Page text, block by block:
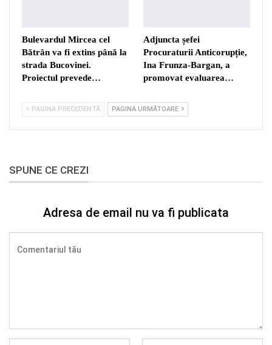
Bulevardul Mircea cel
Bătrân va fi extins până la
strada Bucovinei.
Proiectul prevede…
Adjuncta șefei
Procuraturii Anticorupție,
Ina Frunza-Bargan, a
promovat evaluarea…
PAGINA PRECEDENTĂ PAGINA URMĂTOARE
SPUNE CE CREZI
Adresa de email nu va fi publicata